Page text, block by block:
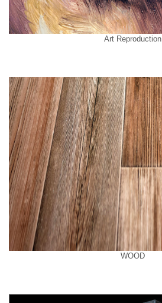
Art Reproduction
WOOD